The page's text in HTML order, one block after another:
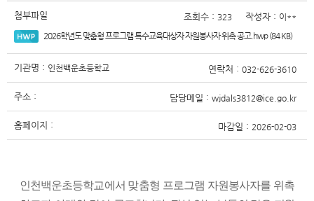
첨부파일
2026학년도 맞춤형 프로그램 특수교육대상자 자원봉사자 위촉 공고.hwp (84 KB)
조회수 : 323 작성자 : 이**
기관명 : 인천백운초등학교 연락처 : 032-626-3610
주소 : 담당메일 : wjdals3812@ice.go.kr
홈페이지 : 마감일 : 2026-02-03
인천백운초등학교에서 맞춤형 프로그램 자원봉사자를 위촉